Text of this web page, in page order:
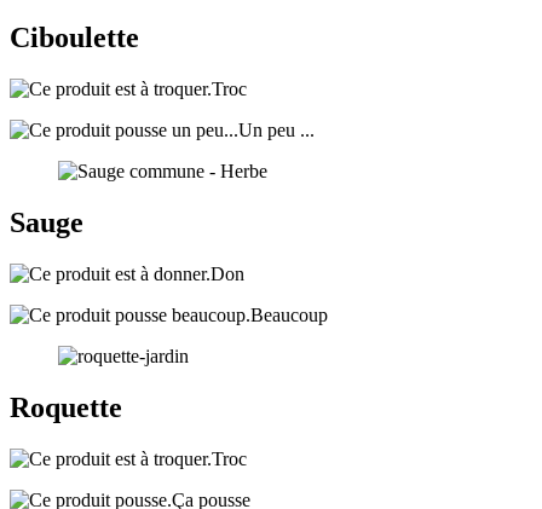
Ciboulette
Troc
Un peu ...
Sauge
Don
Beaucoup
Roquette
Troc
Ça pousse